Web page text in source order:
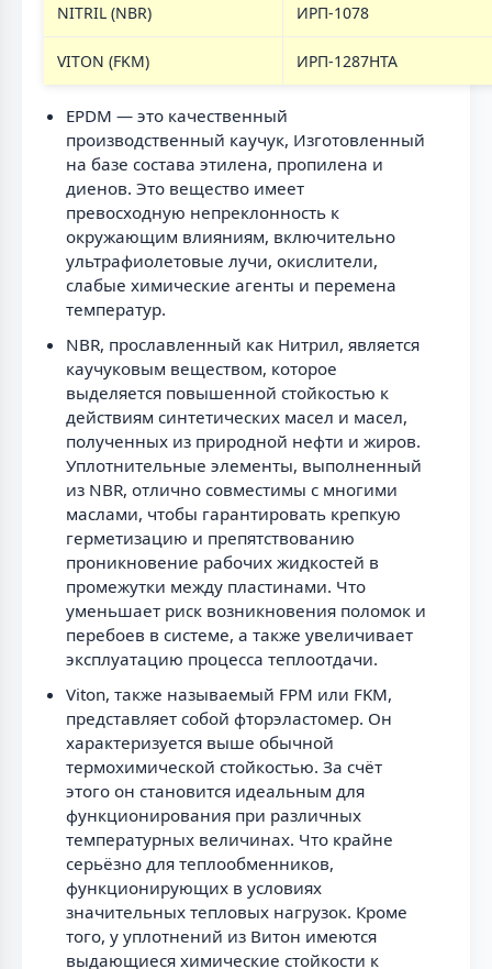
NITRIL (NBR) ИРП-1078
VITON (FKM) ИРП-1287НТА
EPDM — это качественный
производственный каучук, Изготовленный
на базе состава этилена, пропилена и
диенов. Это вещество имеет
превосходную непреклонность к
окружающим влияниям, включительно
ультрафиолетовые лучи, окислители,
слабые химические агенты и перемена
температур.
NBR, прославленный как Нитрил, является
каучуковым веществом, которое
выделяется повышенной стойкостью к
действиям синтетических масел и масел,
полученных из природной нефти и жиров.
Уплотнительные элементы, выполненный
из NBR, отлично совместимы с многими
маслами, чтобы гарантировать крепкую
герметизацию и препятствованию
проникновение рабочих жидкостей в
промежутки между пластинами. Что
уменьшает риск возникновения поломок и
перебоев в системе, а также увеличивает
эксплуатацию процесса теплоотдачи.
Viton, также называемый FPM или FKM,
представляет собой фторэластомер. Он
характеризуется выше обычной
термохимической стойкостью. За счёт
этого он становится идеальным для
функционирования при различных
температурных величинах. Что крайне
серьёзно для теплообменников,
функционирующих в условиях
значительных тепловых нагрузок. Кроме
того, у уплотнений из Витон имеются
выдающиеся химические стойкости к